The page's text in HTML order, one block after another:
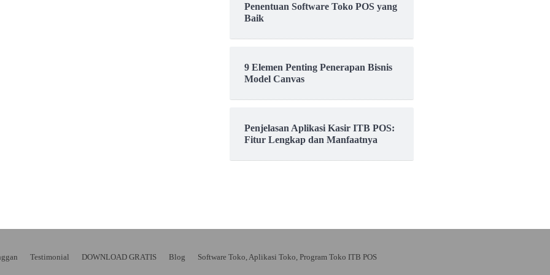
Penentuan Software Toko POS yang
Baik
9 Elemen Penting Penerapan Bisnis
Model Canvas
Penjelasan Aplikasi Kasir ITB POS:
Fitur Lengkap dan Manfaatnya
Testimonial DOWNLOAD GRATIS Blog Software Toko, Aplikasi Toko, Program Toko ITB POS